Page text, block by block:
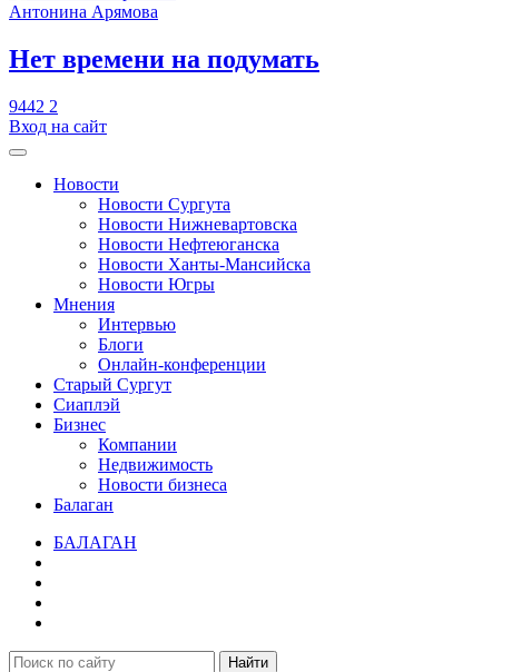
Антонина Арямова
​Нет времени на подумать
9442 2
Вход на сайт
Новости
Новости Сургута
Новости Нижневартовска
Новости Нефтеюганска
Новости Ханты-Мансийска
Новости Югры
Мнения
Интервью
Блоги
Онлайн-конференции
Старый Сургут
Сиаплэй
Бизнес
Компании
Недвижимость
Новости бизнеса
Балаган
БАЛАГАН
Найти